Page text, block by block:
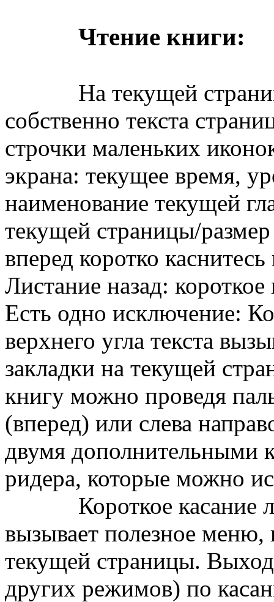
Чтение книги:
На текущей
собственно текста
строчки маленьких
экрана: текущее время,
наименование текущей
текущей страницы/
вперед коротко
Листание назад: короткое
Есть одно исключение:
верхнего угла текста
закладки на текущей
книгу можно проведя
(вперед) или слева
двумя дополнительными
ридера, которые можно
Короткое касание
вызывает полезное
текущей страницы.
других режимов) по